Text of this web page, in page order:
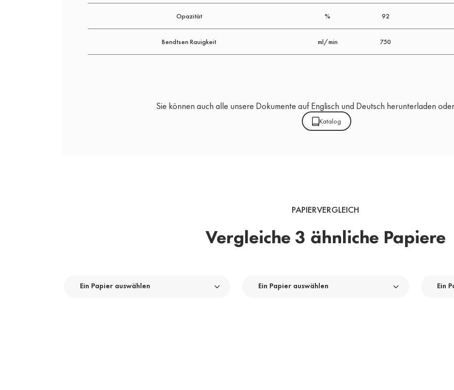
Opazität % 92
Bendtsen Rauigkeit ml/min 750
Sie können auch alle unsere Dokumente auf Englisch und Deutsch herunterladen
Katalog
PAPIERVERGLEICH
Vergleiche 3 ähnliche Papiere
Ein Papier auswählen Ein Papier auswählen Ein